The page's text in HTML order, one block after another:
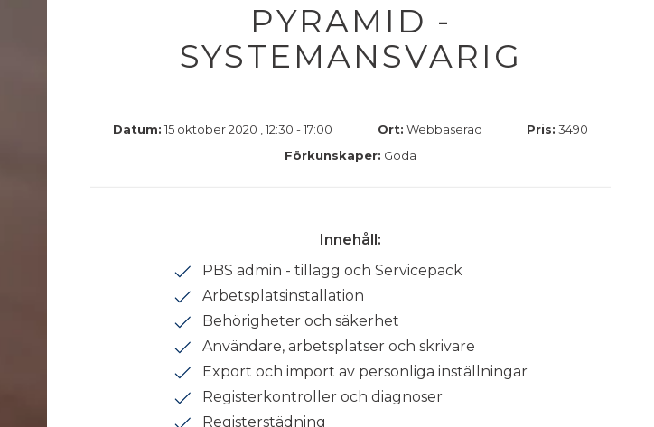
PYRAMID -
SYSTEMANSVARIG
Datum: 15 oktober 2020 , 12:30 - 17:00 Ort: Webbaserad Pris: 3490
Förkunskaper: Goda
Innehåll:
PBS admin - tillägg och Servicepack
Arbetsplatsinstallation
Behörigheter och säkerhet
Användare, arbetsplatser och skrivare
Export och import av personliga inställningar
Registerkontroller och diagnoser
Registerstädning